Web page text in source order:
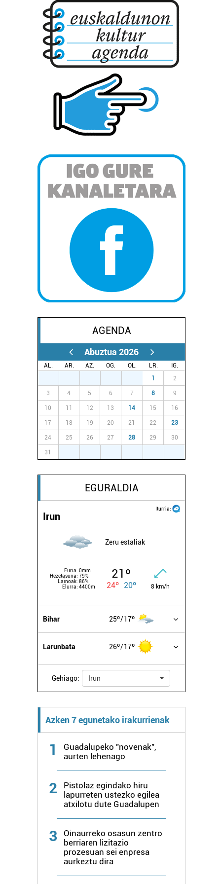
AGENDA
Abuztua 2026
AL. AR. AZ. OG. OL. LR.
IG.
1 2
3 4 5 6 7 8 9
10 11 12 13 14 15 16
17 18 19 20 21 22 23
24 25 26 27 28 29 30
31
EGURALDIA
Iturria:
Irun
Zeru estaliak
Euria: 0mm
Hezetasuna: 79%
Lainoak: 86%
Elurra: 4400m
21º
24º 20º 8 km/h
Bihar 25º 17º
Larunbata 26º 17º
Gehiago: Irun
Azken 7 egunetako irakurrienak
1
Guadalupeko "novenak",
aurten lehenago
2
Pistolaz egindako hiru
lapurreten ustezko egilea
atxilotu dute Guadalupen
3
Oinaurreko osasun zentro
berriaren lizitazio
prozesuan sei enpresa
aurkeztu dira